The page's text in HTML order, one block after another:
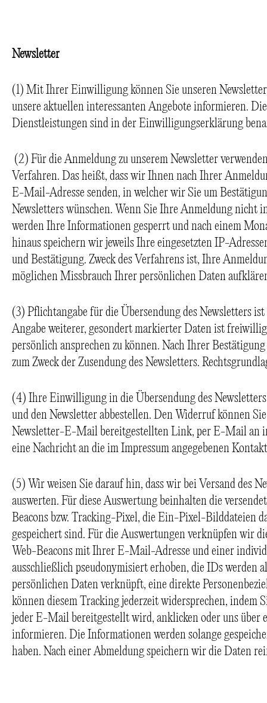
Newsletter
(1) Mit Ihrer Einwilligung können Sie unseren
unsere aktuellen interessanten Angebote informieren.
Dienstleistungen sind in der Einwilligungserklärung
(2) Für die Anmeldung zu unserem Newsletter
Verfahren. Das heißt, dass wir Ihnen nach Ihrer
E-Mail-Adresse senden, in welcher wir Sie um
Newsletters wünschen. Wenn Sie Ihre Anmeldung nicht
werden Ihre Informationen gesperrt und nach einem
hinaus speichern wir jeweils Ihre eingesetzten IP-
und Bestätigung. Zweck des Verfahrens ist, Ihre
möglichen Missbrauch Ihrer persönlichen Daten
(3) Pflichtangabe für die Übersendung des Newsletters
Angabe weiterer, gesondert markierter Daten ist
persönlich ansprechen zu können. Nach Ihrer
zum Zweck der Zusendung des Newsletters.
(4) Ihre Einwilligung in die Übersendung des
und den Newsletter abbestellen. Den Widerruf können
Newsletter-E-Mail bereitgestellten Link, per E-Mail an
eine Nachricht an die im Impressum angegebenen
(5) Wir weisen Sie darauf hin, dass wir bei Versand des
auswerten. Für diese Auswertung beinhalten die
Beacons bzw. Tracking-Pixel, die Ein-Pixel-Bilddateien
gespeichert sind. Für die Auswertungen verknüpfen wir
Web-Beacons mit Ihrer E-Mail-Adresse und einer
ausschließlich pseudonymisiert erhoben, die IDs werden
persönlichen Daten verknüpft, eine direkte
können diesem Tracking jederzeit widersprechen, indem
jeder E-Mail bereitgestellt wird, anklicken oder uns über
informieren. Die Informationen werden solange
haben. Nach einer Abmeldung speichern wir die Daten